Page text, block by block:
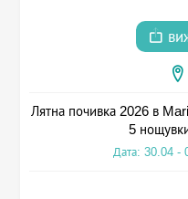
Лятна почивка 2026 в
5
Дата: 30.04 -